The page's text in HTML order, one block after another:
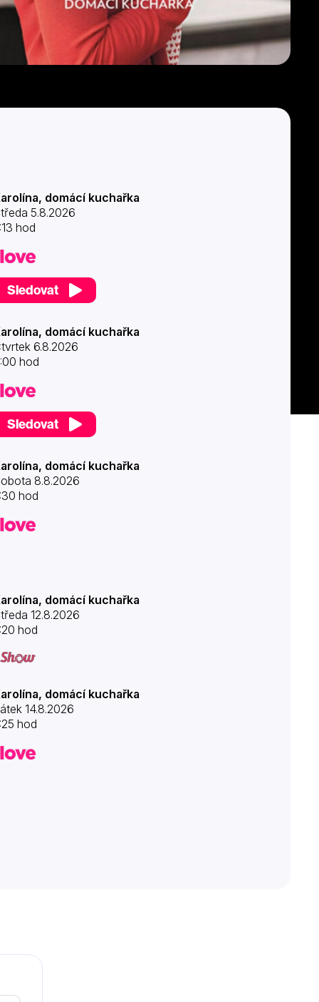
domácí kuchařka
5.8.2026
hod
Sledovat
domácí kuchařka
6.8.2026
hod
Sledovat
domácí kuchařka
8.8.2026
hod
domácí kuchařka
12.8.2026
hod
domácí kuchařka
14.8.2026
hod